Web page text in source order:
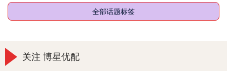
全部话题标签
关注 博星优配